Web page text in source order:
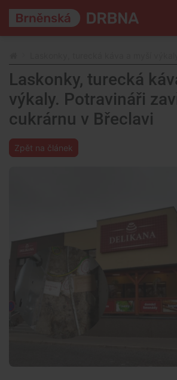
Laskonky, turecká
výkaly. Potravináři
cukrárnu v Břeclavi
Zpět na článek